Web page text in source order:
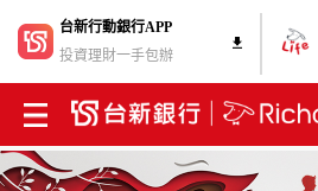
台新行動銀行APP
投資理財一手包辦